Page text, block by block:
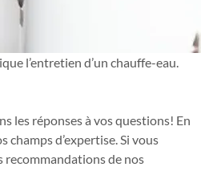
l’entretien d’un chauffe-eau.
les réponses à vos questions! En
champs d’expertise. Si vous
recommandations de nos